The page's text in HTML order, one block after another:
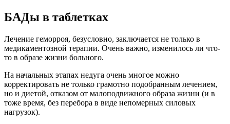
БАДы в таблетках
Лечение геморроя, безусловно, заключается не только в
медикаментозной терапии. Очень важно, изменилось ли что-
то в образе жизни больного.
На начальных этапах недуга очень многое можно
корректировать не только грамотно подобранным лечением,
но и диетой, отказом от малоподвижного образа жизни (и в
тоже время, без перебора в виде непомерных силовых
нагрузок).